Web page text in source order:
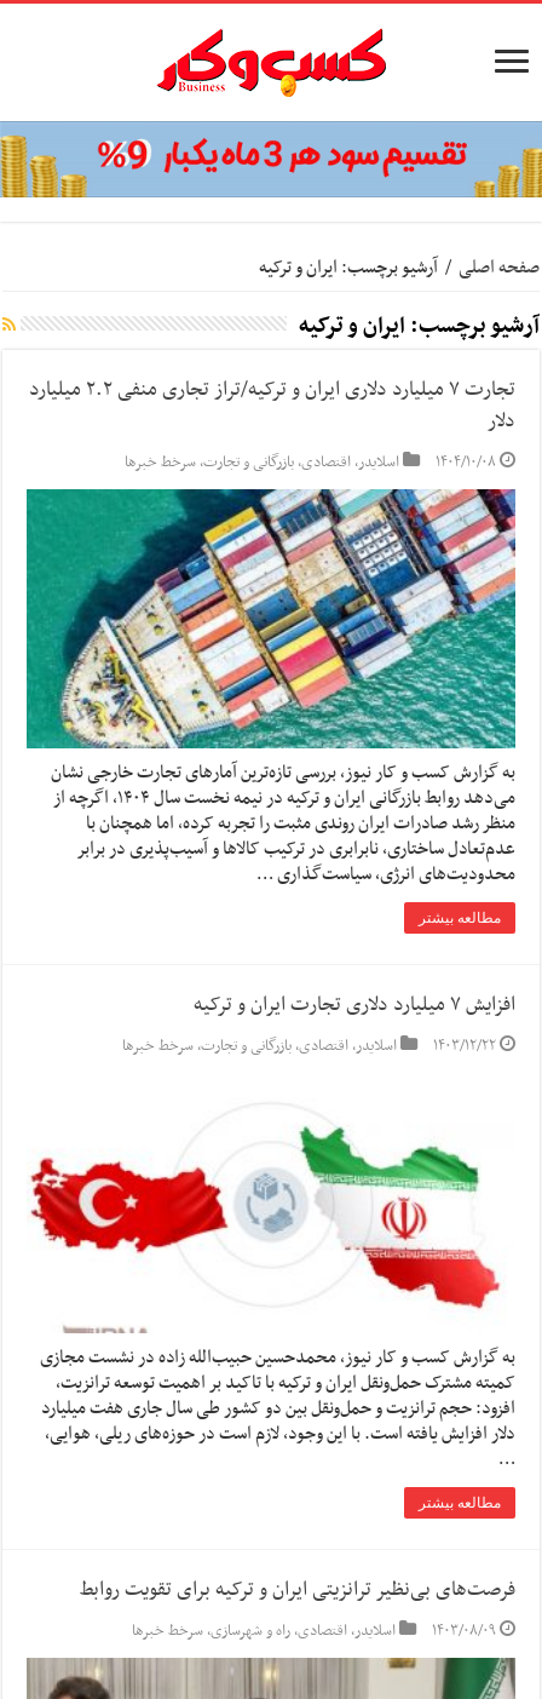
صفحه اصلی / آرشیو برچسب: ایران و ترکیه
آرشیو برچسب:ایران و ترکیه
تجارت ۷ میلیارد دلاری ایران و ترکیه/تراز تجاری منفی ۲.۲ میلیارد
دلار
۱۴۰۴/۱۰/۰۸ اسلایدر,اقتصادی,بازرگانی و تجارت,سرخط خبرها
به گزارش کسب و کار نیوز، بررسی تازه‌ترین آمارهای تجارت خارجی نشان
می‌دهد روابط بازرگانی ایران و ترکیه در نیمه نخست سال ۱۴۰۴، اگرچه از
منظر رشد صادرات ایران روندی مثبت را تجربه کرده، اما همچنان با
عدم‌تعادل ساختاری، نابرابری در ترکیب کالاها و آسیب‌پذیری در برابر
محدودیت‌های انرژی، سیاست‌گذاری …
مطالعه بیشتر
افزایش ۷ میلیارد دلاری تجارت ایران و ترکیه
۱۴۰۳/۱۲/۲۲ اسلایدر,اقتصادی,بازرگانی و تجارت,سرخط خبرها
به گزارش کسب و کار نیوز، محمدحسین حبیب‌الله زاده در نشست مجازی
کمیته مشترک حمل‌ونقل ایران و ترکیه با تاکید بر اهمیت توسعه ترانزیت،
افزود: حجم ترانزیت و حمل‌ونقل بین دو کشور طی سال جاری هفت میلیارد
دلار افزایش یافته است. با این وجود، لازم است در حوزه‌های ریلی، هوایی،
…
مطالعه بیشتر
فرصت‌های بی‌نظیر ترانزیتی ایران و ترکیه برای تقویت روابط
۱۴۰۳/۰۸/۰۹ اسلایدر,اقتصادی,راه و شهرسازی,سرخط خبرها